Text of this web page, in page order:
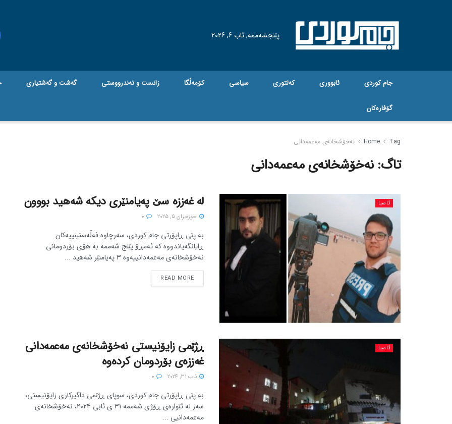
پێنجشەممە, ئاب 6, 2026
جام کوردی ئابووری کەلتوری سیاسی کۆمەڵگا زانست و تەندرووستی گه‌شت و گه‌شتیاری
گۆڤاره‌کان
Home Tag نەخۆشخانەی مەعمەدانی
تاگ:نەخۆشخانەی مەعمەدانی
ئاسیا لە غەززە سێ پەیامنێری دیکە شەهید بووون
حوزه‌یران 5, 2025
بە پێی ڕاپۆرتی جام کوردی، سەرچاوە فەڵەستینییەکان
ڕایانگەیاندووە کە ئەمڕۆ پێنج شەممە بە هۆی بۆردومانی
نەخۆشخانەی مەعمەدانییەوە 3 پەیامنێر شەهید ...
READ MORE
ئاسیا
ڕژێمی زایۆنیستی نەخۆشخانەی مەعمەدانی
غەززەی بۆردومان کردەوە
ئاب 31, 2024
بە پێی ڕاپۆرتی جام کوردی، سوپای ڕژێمی داگیرکاری زایۆنیستی،
سەر لە ئێوارەی ڕۆژی شەممە 31 ی ئابی 2024، نەخۆشخانەی
مەعمەدانیی ...